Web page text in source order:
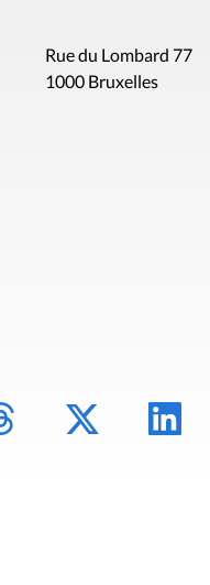
Rue du Lombard 77
1000 Bruxelles